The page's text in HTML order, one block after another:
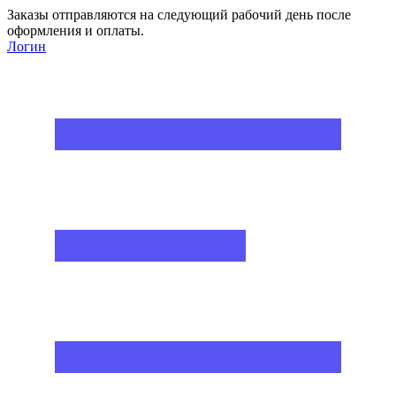
Заказы отправляются на следующий рабочий день после
оформления и оплаты.
Логин